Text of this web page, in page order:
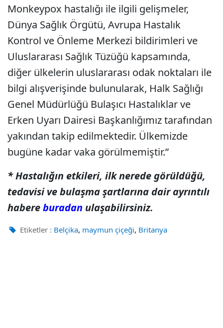
Monkeypox hastalığı ile ilgili gelişmeler,
Dünya Sağlık Örgütü, Avrupa Hastalık
Kontrol ve Önleme Merkezi bildirimleri ve
Uluslararası Sağlık Tüzüğü kapsamında,
diğer ülkelerin uluslararası odak noktaları ile
bilgi alışverişinde bulunularak, Halk Sağlığı
Genel Müdürlüğü Bulaşıcı Hastalıklar ve
Erken Uyarı Dairesi Başkanlığımız tarafından
yakından takip edilmektedir. Ülkemizde
bugüne kadar vaka görülmemiştir.”
* Hastalığın etkileri, ilk nerede görüldüğü,
tedavisi ve bulaşma şartlarına dair ayrıntılı
habereburadan ulaşabilirsiniz.
Etiketler : Belçika, maymun çiçeği, Britanya